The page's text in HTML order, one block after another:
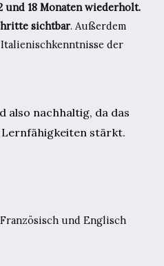
und 18 Monaten wiederholt.
sichtbar. Außerdem
der
also nachhaltig, da das
stärkt.
und Englisch